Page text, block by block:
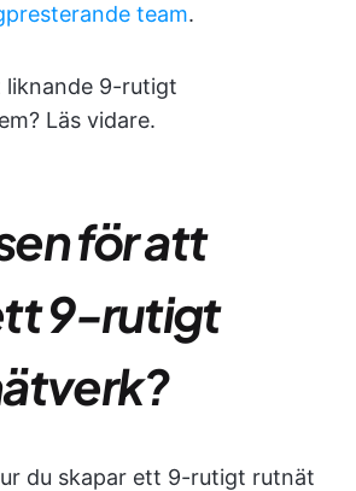
team.
liknande 9-rutigt
Läs vidare.
för att
9-rutigt
du skapar ett 9-rutigt rutnät